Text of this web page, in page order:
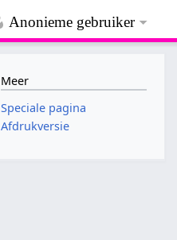
Anonieme gebruiker
Meer
Speciale pagina
Afdrukversie